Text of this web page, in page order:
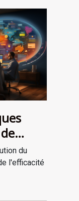
du
l'efficacité